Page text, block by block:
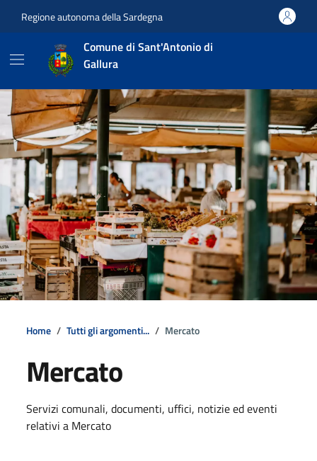
Regione autonoma della Sardegna
Comune di Sant'Antonio di
Gallura
Home Tutti gli argomenti... Mercato
Mercato
Dettagli della notizia
Servizi comunali, documenti, uffici, notizie ed eventi
relativi a Mercato